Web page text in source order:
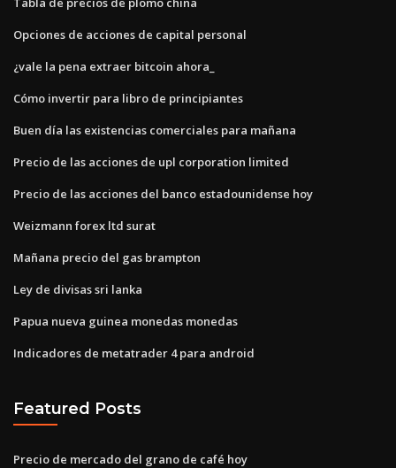
Opciones de acciones de capital personal
¿vale la pena extraer bitcoin ahora_
Cómo invertir para libro de principiantes
Buen día las existencias comerciales para mañana
Precio de las acciones de upl corporation limited
Precio de las acciones del banco estadounidense hoy
Weizmann forex ltd surat
Mañana precio del gas brampton
Ley de divisas sri lanka
Papua nueva guinea monedas monedas
Indicadores de metatrader 4 para android
Featured Posts
Precio de mercado del grano de café hoy